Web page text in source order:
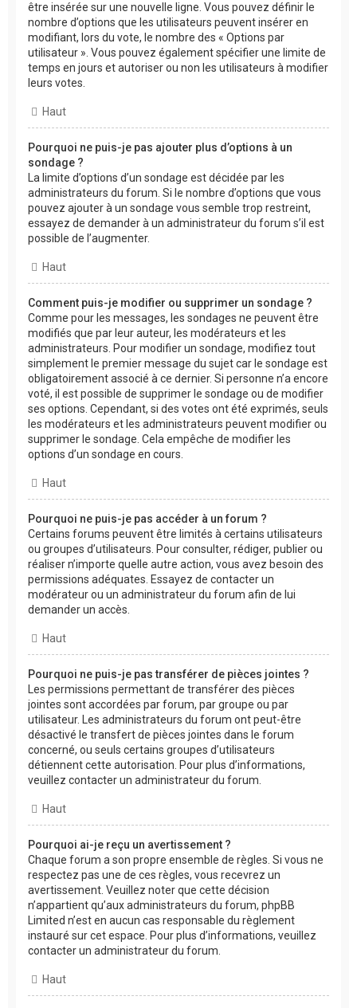
être insérée sur une nouvelle ligne. Vous pouvez définir le
nombre d’options que les utilisateurs peuvent insérer en
modifiant, lors du vote, le nombre des « Options par
utilisateur ». Vous pouvez également spécifier une limite de
temps en jours et autoriser ou non les utilisateurs à modifier
leurs votes.
Haut
Pourquoi ne puis-je pas ajouter plus d’options à un
sondage ?
La limite d’options d’un sondage est décidée par les
administrateurs du forum. Si le nombre d’options que vous
pouvez ajouter à un sondage vous semble trop restreint,
essayez de demander à un administrateur du forum s’il est
possible de l’augmenter.
Haut
Comment puis-je modifier ou supprimer un sondage ?
Comme pour les messages, les sondages ne peuvent être
modifiés que par leur auteur, les modérateurs et les
administrateurs. Pour modifier un sondage, modifiez tout
simplement le premier message du sujet car le sondage est
obligatoirement associé à ce dernier. Si personne n’a encore
voté, il est possible de supprimer le sondage ou de modifier
ses options. Cependant, si des votes ont été exprimés, seuls
les modérateurs et les administrateurs peuvent modifier ou
supprimer le sondage. Cela empêche de modifier les
options d’un sondage en cours.
Haut
Pourquoi ne puis-je pas accéder à un forum ?
Certains forums peuvent être limités à certains utilisateurs
ou groupes d’utilisateurs. Pour consulter, rédiger, publier ou
réaliser n’importe quelle autre action, vous avez besoin des
permissions adéquates. Essayez de contacter un
modérateur ou un administrateur du forum afin de lui
demander un accès.
Haut
Pourquoi ne puis-je pas transférer de pièces jointes ?
Les permissions permettant de transférer des pièces
jointes sont accordées par forum, par groupe ou par
utilisateur. Les administrateurs du forum ont peut-être
désactivé le transfert de pièces jointes dans le forum
concerné, ou seuls certains groupes d’utilisateurs
détiennent cette autorisation. Pour plus d’informations,
veuillez contacter un administrateur du forum.
Haut
Pourquoi ai-je reçu un avertissement ?
Chaque forum a son propre ensemble de règles. Si vous ne
respectez pas une de ces règles, vous recevrez un
avertissement. Veuillez noter que cette décision
n’appartient qu’aux administrateurs du forum, phpBB
Limited n’est en aucun cas responsable du règlement
instauré sur cet espace. Pour plus d’informations, veuillez
contacter un administrateur du forum.
Haut